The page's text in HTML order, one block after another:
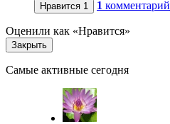
Нравится 1 1 комментарий
Оценили как «Нравится»
Закрыть
Самые активные сегодня